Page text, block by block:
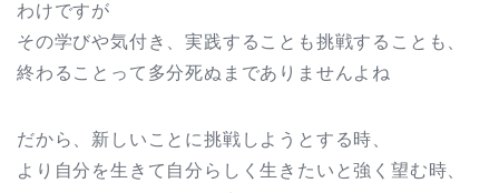
わけですが
その学びや気付き、実践することも挑戦することも、
終わることって多分死ぬまでありませんよね
だから、新しいことに挑戦しようとする時、
より自分を生きて自分らしく生きたいと強く望む時、